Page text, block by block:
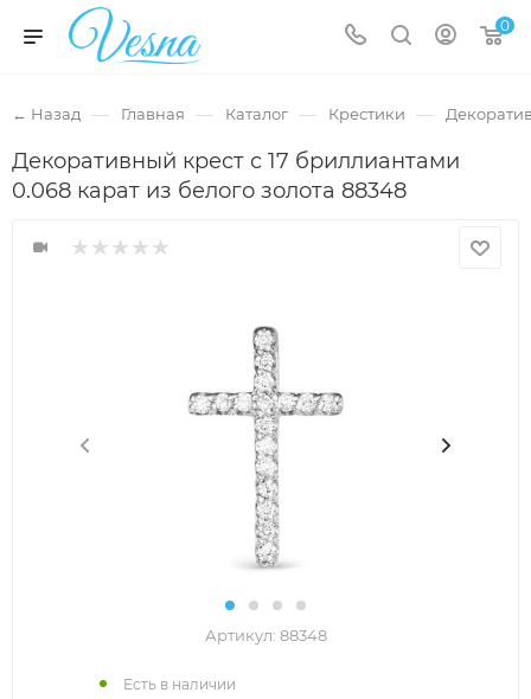
0
← Назад — Главная — Каталог — Крестики —
Декоративный крест с 17 бриллиантами
0.068 карат из белого золота 88348
Артикул: 88348
Есть в наличии